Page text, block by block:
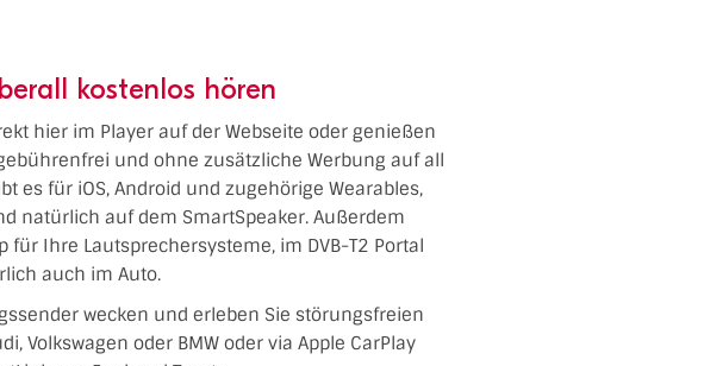
kostenlos hören
hier im Player auf der Webseite oder genießen
und ohne zusätzliche Werbung auf all
es für iOS, Android und zugehörige Wearables,
natürlich auf dem SmartSpeaker. Außerdem
für Ihre Lautsprechersysteme, im DVB-T2 Portal
auch im Auto.
wecken und erleben Sie störungsfreien
Volkswagen oder BMW oder via Apple CarPlay